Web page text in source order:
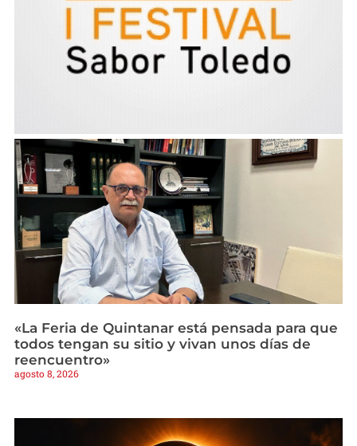
«La Feria de Quintanar está pensada para que
todos tengan su sitio y vivan unos días de
reencuentro»
agosto 8, 2026